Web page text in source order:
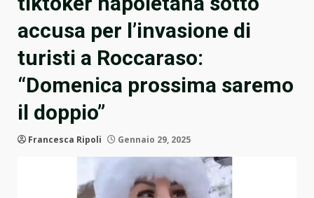
accusa per l’invasione di
turisti a Roccaraso:
“Domenica prossima saremo
il doppio”
Francesca Ripoli Gennaio 29, 2025